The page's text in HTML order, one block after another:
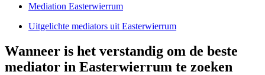
Mediation Easterwierrum
Uitgelichte mediators uit Easterwierrum
Wanneer is het verstandig om de beste
mediator in Easterwierrum te zoeken